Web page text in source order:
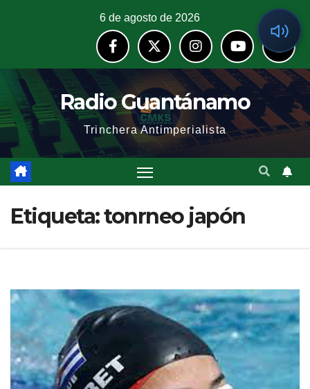
6 de agosto de 2026
Radio Guantánamo
Trinchera Antimperialista
Etiqueta:tonrneo japón